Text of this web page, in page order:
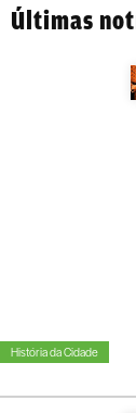
Últimas
História da Cidade